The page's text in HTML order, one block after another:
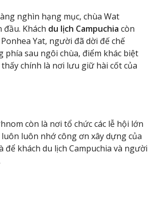
nghìn hạng mục, chùa Wat
Khách du lịch Campuchia còn
Yat, người đã dời đế chế
phía sau ngôi chùa, điểm khác biệt
chính là nơi lưu giữ hài cốt của
còn là nơi tổ chức các lễ hội lớn
luôn nhớ công ơn xây dựng của
khách du lịch Campuchia và người